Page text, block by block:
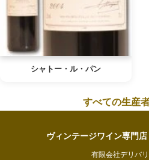
シャトー・ル・パン
すべての生産
ヴィンテージワイン専門店
有限会社デリバ